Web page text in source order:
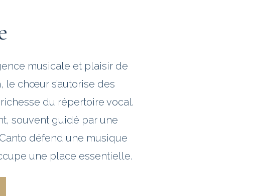
musicale et plaisir de
le chœur s’autorise des
du répertoire vocal.
souvent guidé par une
défend une musique
une place essentielle.